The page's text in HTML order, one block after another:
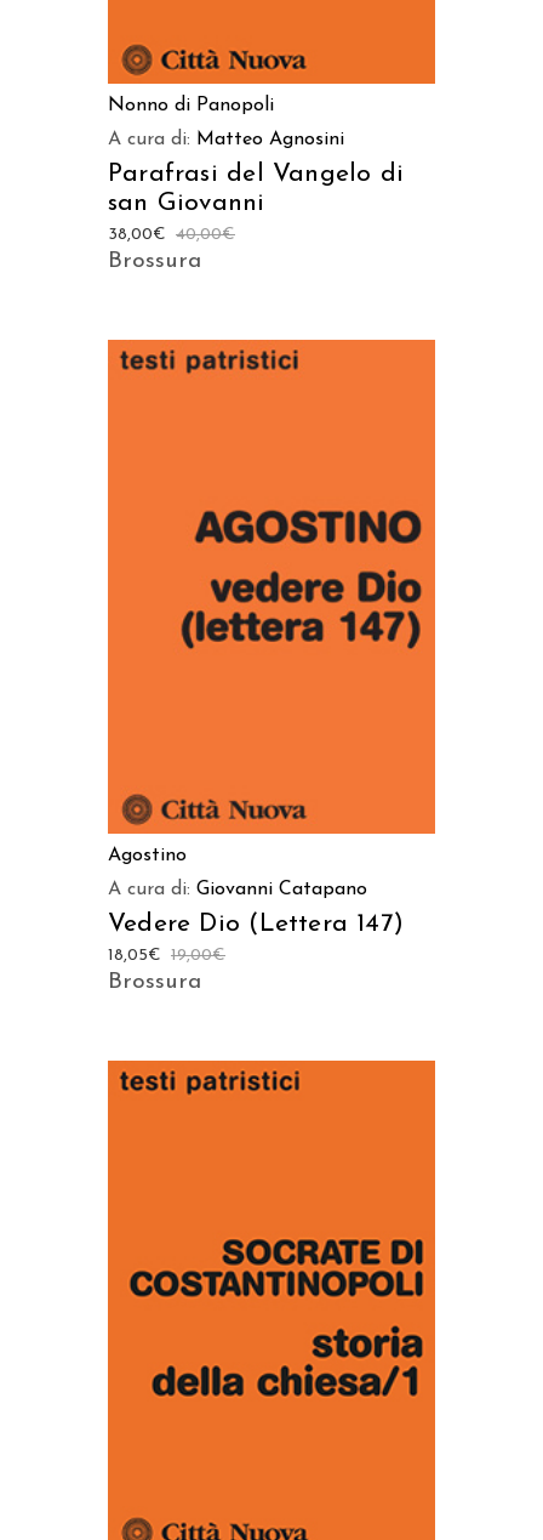
Nonno di Panopoli
A cura di: Matteo Agnosini
Parafrasi del Vangelo di
san Giovanni
40,00€
38,00€
Brossura
AGGIUNGI AL CARRELLO
Agostino
A cura di: Giovanni Catapano
Vedere Dio (Lettera 147)
19,00€
18,05€
Brossura